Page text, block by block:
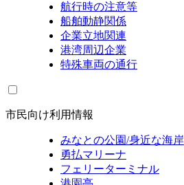
航行時の注意等
船舶動静関係
企業立地関連
港湾周辺企業
特殊車両の通行
市民向け利用情報
みなとの公園/身近な海岸
勇払マリーナ
フェリーターミナル